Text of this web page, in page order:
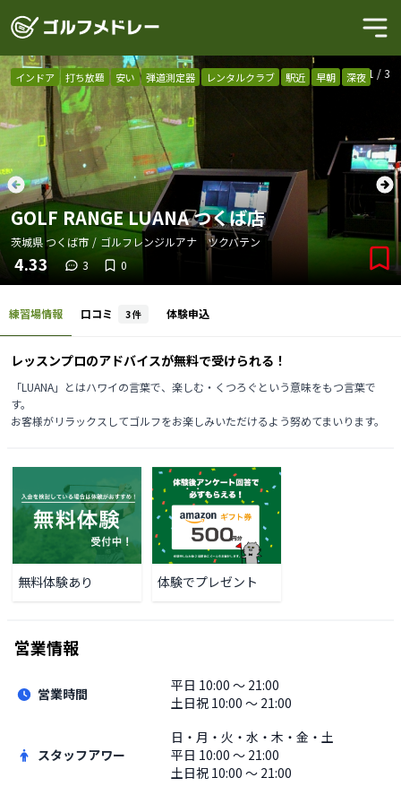
1 /3
インドア 打ち放題 安い 弾道測定器 レンタルクラブ 駅近 早朝 深夜
GOLF RANGE LUANA つくば店
茨城県 つくば市 / ゴルフレンジルアナ ツクバテン
4.33 3 0
練習場情報 口コミ 3件 体験申込
レッスンプロのアドバイスが無料で受けられる！
「LUANA」とはハワイの言葉で、楽しむ・くつろぐという意味をもつ言葉で
す。
お客様がリラックスしてゴルフをお楽しみいただけるよう努めてまいります。
無料体験あり 体験でプレゼント
営業情報
営業時間 平日 10:00 〜 21:00
土日祝 10:00 〜 21:00
スタッフアワー
日・月・火・水・木・金・土
平日 10:00 〜 21:00
土日祝 10:00 〜 21:00